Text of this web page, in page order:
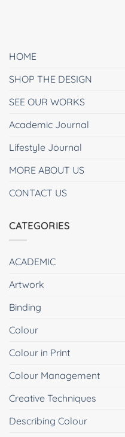
HOME
SHOP THE DESIGN
SEE OUR WORKS
Academic Journal
Lifestyle Journal
MORE ABOUT US
CONTACT US
CATEGORIES
ACADEMIC
Artwork
Binding
Colour
Colour in Print
Colour Management
Creative Techniques
Describing Colour